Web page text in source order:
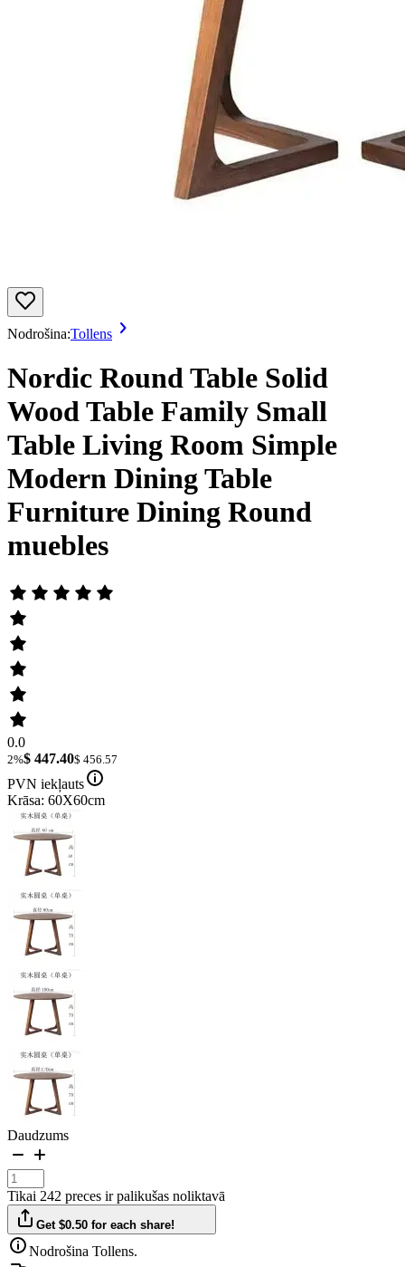
Nodrošina:Tollens
Nordic Round Table Solid
Wood Table Family Small
Table Living Room Simple
Modern Dining Table
Furniture Dining Round
muebles
0.0
2%$ 447.40$ 456.57
PVN iekļauts
Krāsa: 60X60cm
Daudzums
Tikai 242 preces ir palikušas noliktavā
Get $0.50 for each share!
Nodrošina Tollens.